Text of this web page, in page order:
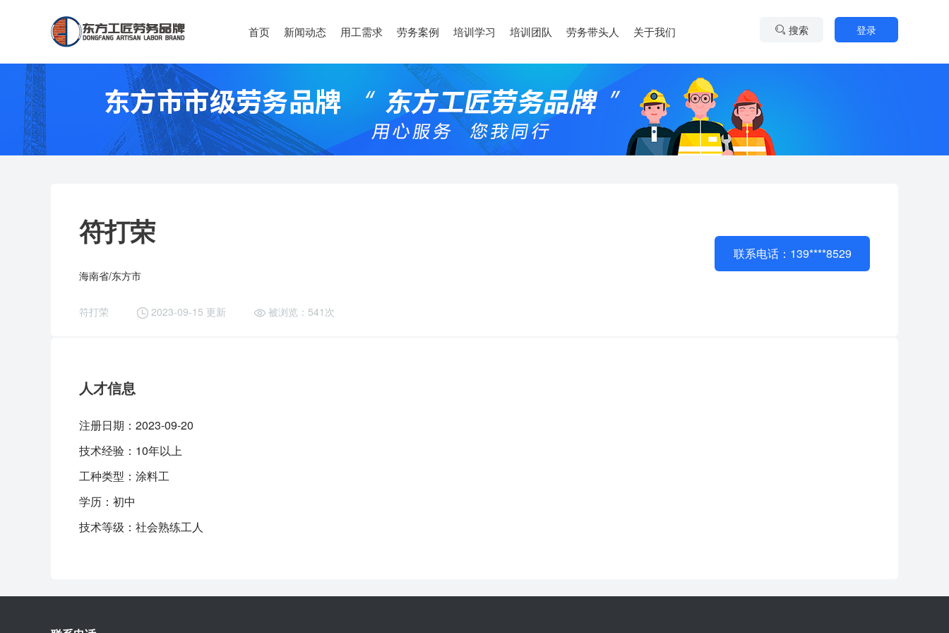
首页 新闻动态 用工需求 劳务案例 培训学习 培训团队 劳务带头人 关于我们 搜索 登录
符打荣
海南省/东方市
符打荣 2023-09-15 更新 被浏览：541次
联系电话：139****8529
人才信息
注册日期： 2023-09-20
技术经验： 10年以上
工种类型： 涂料工
学历： 初中
技术等级： 社会熟练工人